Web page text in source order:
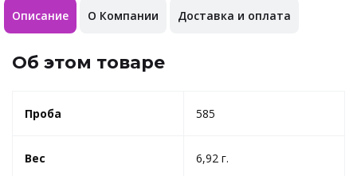
Описание О Компании Доставка и оплата
Об этом товаре
Проба 585
Вес 6,92 г.